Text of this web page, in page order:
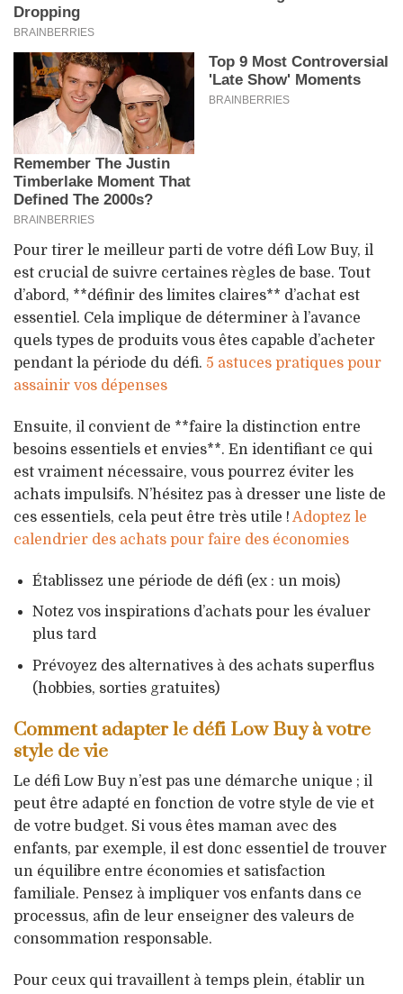
Pour tirer le meilleur parti de votre défi Low Buy, il
est crucial de suivre certaines règles de base. Tout
d’abord, **définir des limites claires** d’achat est
essentiel. Cela implique de déterminer à l’avance
quels types de produits vous êtes capable d’acheter
pendant la période du défi. 5 astuces pratiques pour
assainir vos dépenses
Ensuite, il convient de **faire la distinction entre
besoins essentiels et envies**. En identifiant ce qui
est vraiment nécessaire, vous pourrez éviter les
achats impulsifs. N’hésitez pas à dresser une liste de
ces essentiels, cela peut être très utile ! Adoptez le
calendrier des achats pour faire des économies
Établissez une période de défi (ex : un mois)
Notez vos inspirations d’achats pour les évaluer
plus tard
Prévoyez des alternatives à des achats superflus
(hobbies, sorties gratuites)
Comment adapter le défi Low Buy à votre
style de vie
Le défi Low Buy n’est pas une démarche unique ; il
peut être adapté en fonction de votre style de vie et
de votre budget. Si vous êtes maman avec des
enfants, par exemple, il est donc essentiel de trouver
un équilibre entre économies et satisfaction
familiale. Pensez à impliquer vos enfants dans ce
processus, afin de leur enseigner des valeurs de
consommation responsable.
Pour ceux qui travaillent à temps plein, établir un